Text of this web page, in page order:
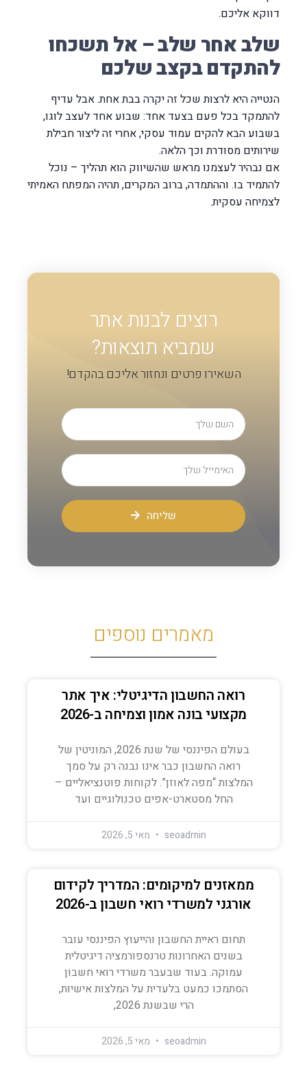
דווקא אליכם.
שלב אחר שלב – אל תשכחו
להתקדם בקצב שלכם
הנטייה היא לרצות שכל זה יקרה בבת אחת. אבל עדיף
להתמקד בכל פעם בצעד אחד: שבוע אחד לעצב לוגו,
בשבוע הבא להקים עמוד עסקי, אחרי זה ליצור חבילת
שירותים מסודרת וכך הלאה.
אם נבהיר לעצמנו מראש שהשיווק הוא תהליך – נוכל
להתמיד בו. וההתמדה, ברוב המקרים, תהיה המפתח האמיתי
לצמיחה עסקית.
רוצים לבנות אתר
שמביא תוצאות?
השאירו פרטים ונחזור אליכם בהקדם!
שליחה
מאמרים נוספים
רואה החשבון הדיגיטלי: איך אתר
מקצועי בונה אמון וצמיחה ב-2026
בעולם הפיננסי של שנת 2026, המוניטין של
רואה החשבון כבר אינו נבנה רק על סמך
המלצות “מפה לאוזן”. לקוחות פוטנציאליים –
החל מסטארט-אפים טכנולוגיים ועד
seoadmin מאי 5, 2026
ממאזנים למיקומים: המדריך לקידום
אורגני למשרדי רואי חשבון ב-2026
תחום ראיית החשבון והייעוץ הפיננסי עובר
בשנים האחרונות טרנספורמציה דיגיטלית
עמוקה. בעוד שבעבר משרדי רואי חשבון
הסתמכו כמעט בלעדית על המלצות אישיות,
הרי שבשנת 2026,
seoadmin מאי 5, 2026